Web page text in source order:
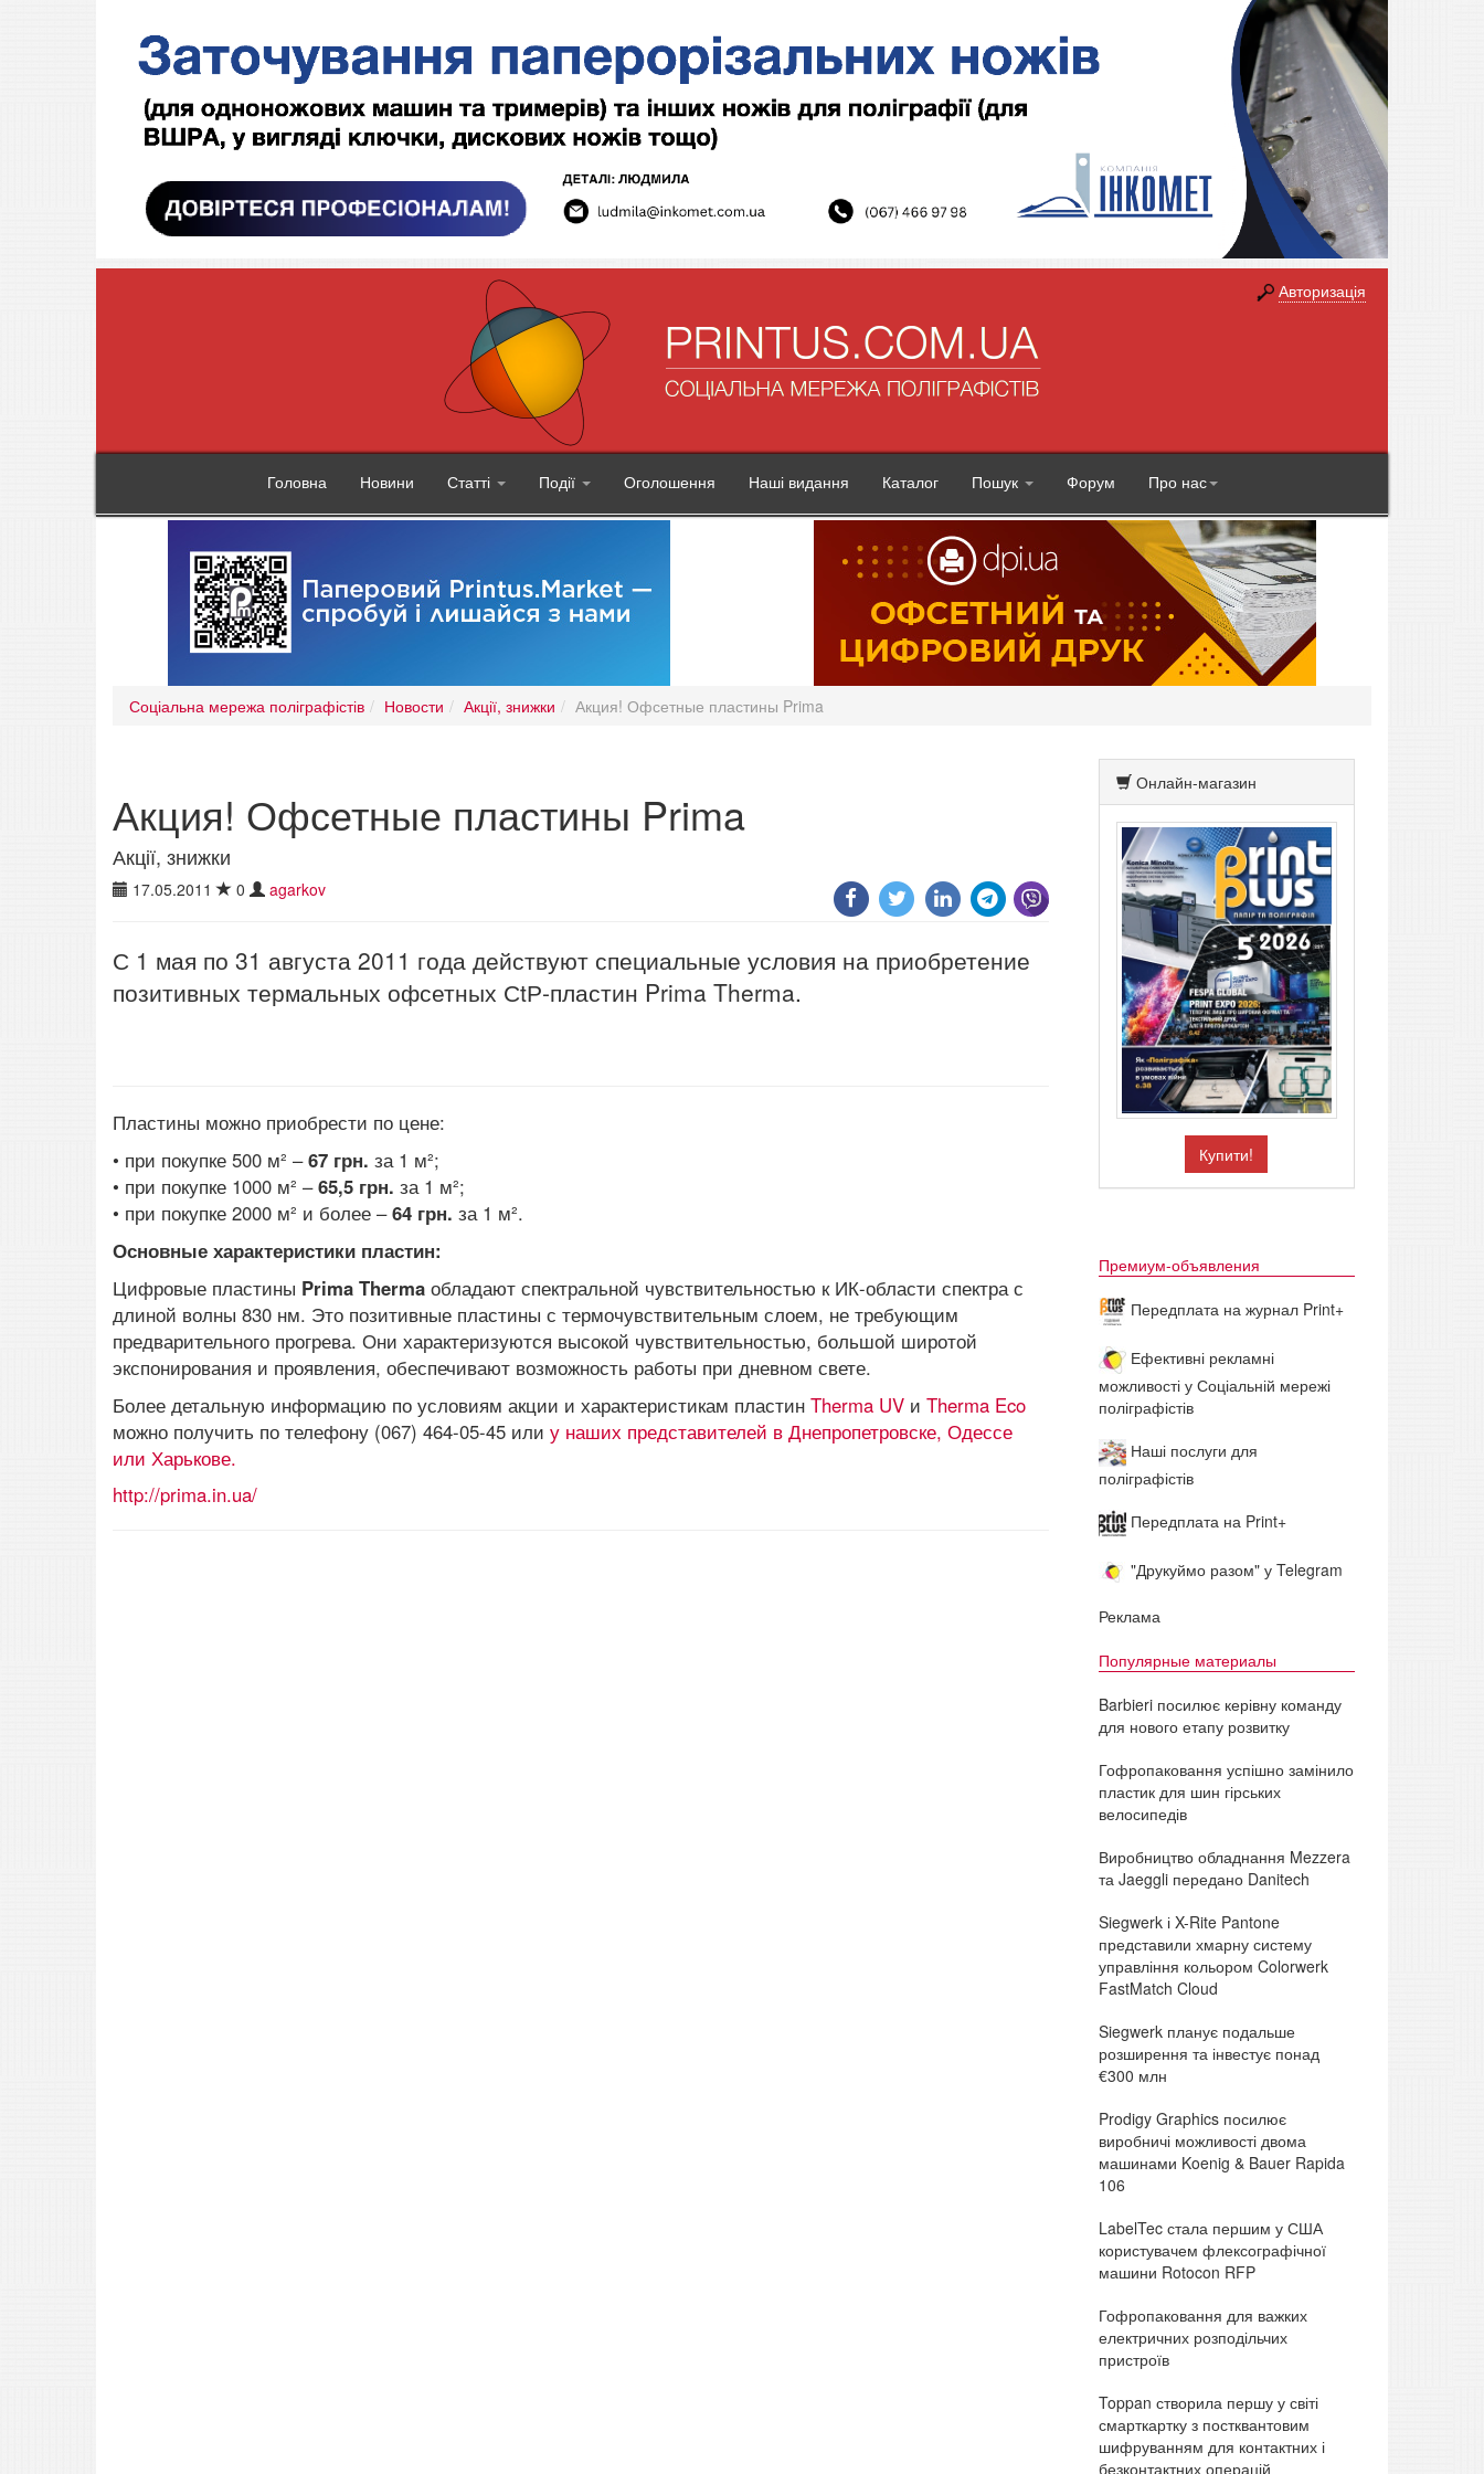
Авторизація
Головна Новини Статті Події Оголошення Наші видання Каталог Пошук Форум Про нас
Соціальна мережа поліграфістів Новости Акції, знижки Акция! Офсетные пластины Prima
Акция! Офсетные пластины Prima
Акції, знижки
17.05.2011 0 agarkov
С 1 мая по 31 августа 2011 года действуют специальные условия на приобретение
позитивных термальных офсетных СtР-пластин Prima Therma.
Пластины можно приобрести по цене:
• при покупке 500 м² –67 грн. за 1 м²;
• при покупке 1000 м² –65,5 грн. за 1 м²;
• при покупке 2000 м² и более –64 грн. за 1 м².
Основные характеристики пластин:
Цифровые пластины Prima Therma обладают спектральной чувствительностью к ИК-области спектра с
длиной волны 830 нм. Это позитивные пластины с термочувствительным слоем, не требующим
предварительного прогрева. Они характеризуются высокой чувствительностью, большой широтой
экспонирования и проявления, обеспечивают возможность работы при дневном свете.
Более детальную информацию по условиям акции и характеристикам пластин Therma UV и Therma Eco
можно получить по телефону (067) 464-05-45 или у наших представителей в Днепропетровске, Одессе
или Харькове.
http://prima.in.ua/
Онлайн-магазин
Купити!
Премиум-объявления
Передплата на журнал Print+
Ефективні рекламні
можливості у Соціальній мережі
поліграфістів
Наші послуги для
поліграфістів
Передплата на Print+
"Друкуймо разом" у Telegram
Реклама
Популярные материалы
Barbieri посилює керівну команду
для нового етапу розвитку
Гофропаковання успішно замінило
пластик для шин гірських
велосипедів
Виробництво обладнання Mezzera
та Jaeggli передано Danitech
Siegwerk і X-Rite Pantone
представили хмарну систему
управління кольором Colorwerk
FastMatch Cloud
Siegwerk планує подальше
розширення та інвестує понад
€300 млн
Prodigy Graphics посилює
виробничі можливості двома
машинами Koenig & Bauer Rapida
106
LabelTec стала першим у США
користувачем флексографічної
машини Rotocon RFP
Гофропаковання для важких
електричних розподільчих
пристроїв
Toppan створила першу у світі
смарткартку з постквантовим
шифруванням для контактних і
безконтактних операцій